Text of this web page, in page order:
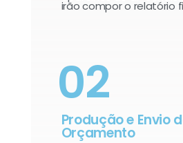
irão compor o relatório
02
Produção e Envio
Orçamento